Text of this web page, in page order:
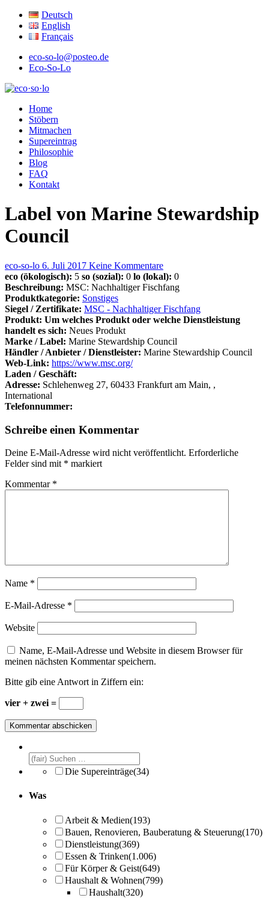
Deutsch
English
Français
eco-so-lo@posteo.de
Eco-So-Lo
eco·so·lo
Home
Stöbern
Mitmachen
Supereintrag
Philosophie
Blog
FAQ
Kontakt
Label von Marine Stewardship
Council
eco-so-lo 6. Juli 2017 Keine Kommentare
eco (ökologisch): 5 so (sozial): 0 lo (lokal): 0
Beschreibung: MSC: Nachhaltiger Fischfang
Produktkategorie: Sonstiges
Siegel / Zertifikate: MSC - Nachhaltiger Fischfang
Produkt: Um welches Produkt oder welche Dienstleistung
handelt es sich: Neues Produkt
Marke / Label: Marine Stewardship Council
Händler / Anbieter / Dienstleister: Marine Stewardship Council
Web-Link: https://www.msc.org/
Laden / Geschäft:
Adresse: Schlehenweg 27, 60433 Frankfurt am Main, ,
International
Telefonnummer:
Schreibe einen Kommentar
Deine E-Mail-Adresse wird nicht veröffentlicht. Erforderliche
Felder sind mit * markiert
Kommentar *
Name *
E-Mail-Adresse *
Website
Name, E-Mail-Adresse und Website in diesem Browser für
meinen nächsten Kommentar speichern.
Bitte gib eine Antwort in Ziffern ein:
vier + zwei =
Die Supereinträge(34)
Was
Arbeit & Medien(193)
Bauen, Renovieren, Bauberatung & Steuerung(170)
Dienstleistung(369)
Essen & Trinken(1.006)
Für Körper & Geist(649)
Haushalt & Wohnen(799)
Haushalt(320)